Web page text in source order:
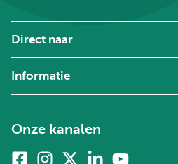
Direct naar
Informatie
Onze kanalen
FacebookInstagram Linkedin